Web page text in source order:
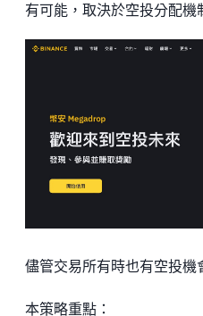
有可能，取決於空投分配機
儘管交易所有時也有空投
本策略重點：